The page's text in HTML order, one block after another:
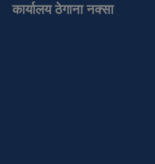
कार्यालय ठेगाना नक्सा